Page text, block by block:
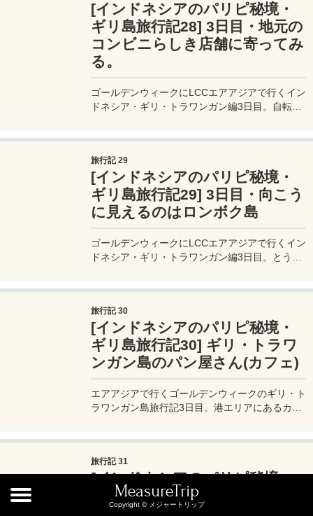
[インドネシアのパリピ秘境・
ギリ島旅行記28] 3日目・地元の
コンビニらしき店舗に寄ってみ
る。
ゴールデンウィークにLCCエアアジアで行くイン
ドネシア・ギリ・トラワンガン編3日目。自転車
旅行記 29
[インドネシアのパリピ秘境・
ギリ島旅行記29] 3日目・向こう
に見えるのはロンボク島
ゴールデンウィークにLCCエアアジアで行くイン
ドネシア・ギリ・トラワンガン編3日目。とうと
旅行記 30
[インドネシアのパリピ秘境・
ギリ島旅行記30] ギリ・トラワ
ンガン島のパン屋さん(カフェ)
エアアジアで行くゴールデンウィークのギリ・ト
ラワンガン島旅行記3日目。港エリアにあるカフ
旅行記 31
[インドネシアのパリピ秘境・
ギリ島旅行記31] スイカ・・・
MeasureTrip
Copyright © メジャートリップ